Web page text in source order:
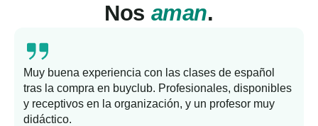
Nos aman.
Muy buena experiencia con las clases de español
tras la compra en buyclub. Profesionales, disponibles
y receptivos en la organización, y un profesor muy
didáctico.